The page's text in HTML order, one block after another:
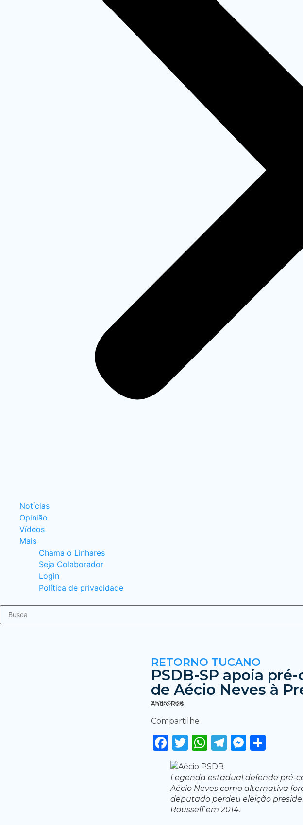
Notícias
Opinião
Vídeos
Mais
Chama o Linhares
Seja Colaborador
Login
Política de privacidade
RETORNO TUCANO
PSDB-SP apoia
de Aécio Neves à
Andre Reis
25/05/2026
Compartilhe
Facebook
Twitter
WhatsApp
Telegram
Legenda estadual defende pré-
Aécio Neves como alternativa
deputado perdeu eleição
Rousseff em 2014.